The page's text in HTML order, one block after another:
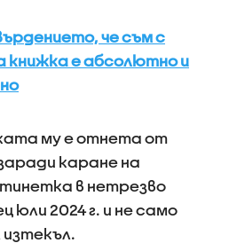
че съм с
е абсолютно и
му е отнета от
каране на
в нетрезво
юли 2024 г. и не само